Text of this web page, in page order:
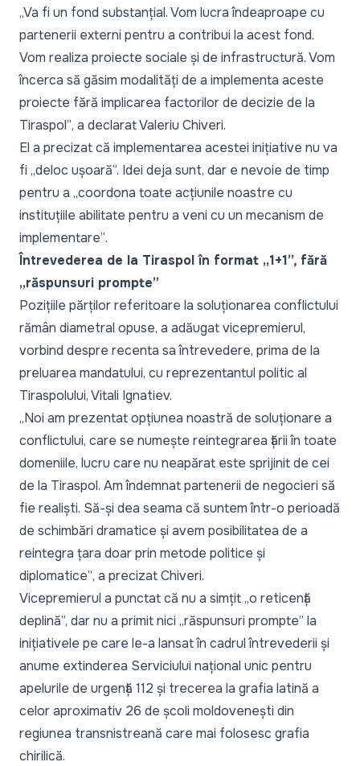
„Va fi un fond substanțial. Vom lucra îndeaproape cu
partenerii externi pentru a contribui la acest fond.
Vom realiza proiecte sociale și de infrastructură. Vom
încerca să găsim modalități de a implementa aceste
proiecte fără implicarea factorilor de decizie de la
Tiraspol”, a declarat Valeriu Chiveri.
El a precizat că implementarea acestei inițiative nu va
fi „deloc ușoară”. Idei deja sunt, dar e nevoie de timp
pentru a „coordona toate acțiunile noastre cu
instituțiile abilitate pentru a veni cu un mecanism de
implementare”.
Întrevederea de la Tiraspol în format „1+1”, fără
„răspunsuri prompte”
Pozițiile părților referitoare la soluționarea conflictului
rămân diametral opuse, a adăugat vicepremierul,
vorbind despre recenta sa întrevedere, prima de la
preluarea mandatului, cu reprezentantul politic al
Tiraspolului, Vitali Ignatiev.
„Noi am prezentat opțiunea noastră de soluționare a
conflictului, care se numește reintegrarea țării în toate
domeniile, lucru care nu neapărat este sprijinit de cei
de la Tiraspol. Am îndemnat partenerii de negocieri să
fie realiști. Să-și dea seama că suntem într-o perioadă
de schimbări dramatice și avem posibilitatea de a
reintegra țara doar prin metode politice și
diplomatice”, a precizat Chiveri.
Vicepremierul a punctat că nu a simțit„o reticență
deplină”, dar nu a primit nici „răspunsuri prompte” la
inițiativele pe care le-a lansat în cadrul întrevederii și
anume extinderea Serviciului național unic pentru
apelurile de urgență 112 și trecerea la grafia latină a
celor aproximativ 26 de școli moldovenești din
regiunea transnistreană care mai folosesc grafia
chirilică.